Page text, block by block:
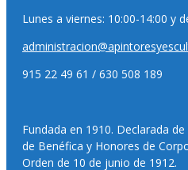
Lunes a viernes: 10:00-14:00 y
915 22 49 61 / 630 508 189
Fundada en 1910. Declarada
de Benéfica y Honores de
Orden de 10 de junio de 1912.